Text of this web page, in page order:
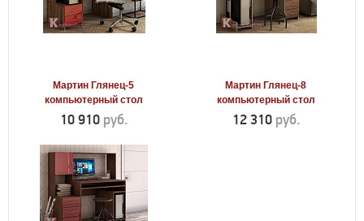
Мартин Глянец-5
компьютерный стол
10 910 руб.
Мартин Глянец-8
компьютерный стол
12 310 руб.